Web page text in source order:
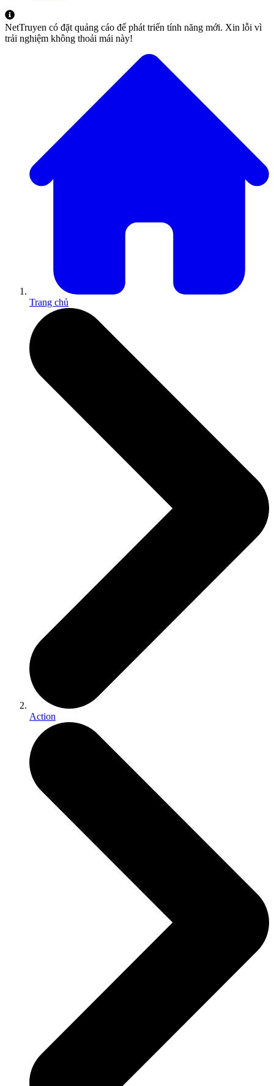
NetTruyen có đặt quảng cáo để phát triển tính năng mới. Xin lỗi vì
trải nghiệm không thoải mái này!
Trang chủ
Action